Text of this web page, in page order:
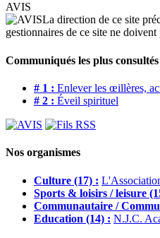
AVIS
La direction de ce site
gestionnaires de ce site ne
Communiqués les plus consultés
# 1 : Enlever les œillères,
# 2 : Éveil spirituel
Nos organismes
Culture (17) :
Sports & loisirs / leisure
Communautaire /
Education (14) : N.J.C.